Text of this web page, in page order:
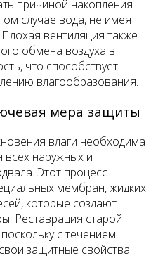
причиной накопления
случае вода, не имея
вентиляция также
обмена воздуха в
что способствует
влагообразования.
мера защиты
влаги необходима
всех наружных и
Этот процесс
мембран, жидких
которые создают
Реставрация старой
с течением
защитные свойства.